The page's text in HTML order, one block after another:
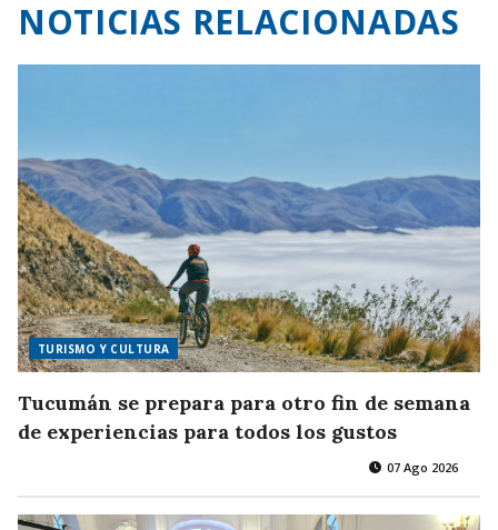
NOTICIAS RELACIONADAS
TURISMO Y CULTURA
Tucumán se prepara para otro fin de semana
de experiencias para todos los gustos
07 Ago 2026